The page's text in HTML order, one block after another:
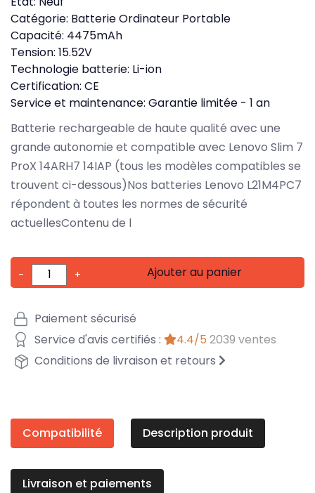
Catégorie: Batterie Ordinateur Portable
Capacité: 4475mAh
Tension: 15.52V
Technologie batterie: Li-ion
Certification: CE
Service et maintenance: Garantie limitée - 1 an
Batterie rechargeable de haute qualité avec une
grande autonomie et compatible avec Lenovo Slim 7
ProX 14ARH7 14IAP (tous les modèles compatibles se
trouvent ci-dessous)Nos batteries Lenovo L21M4PC7
répondent à toutes les normes de sécurité
actuellesContenu de l
- + Ajouter au panier
Paiement sécurisé
Service d'avis certifiés :
4.4/5 2039 ventes
Conditions de livraison et retours
Compatibilité Description produit
Livraison et paiements